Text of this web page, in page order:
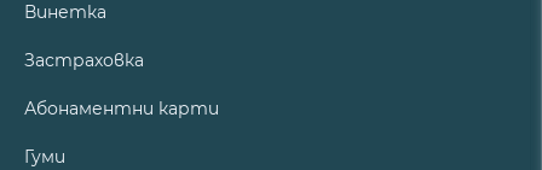
Винетка
Застраховка
Абонаментни карти
Гуми